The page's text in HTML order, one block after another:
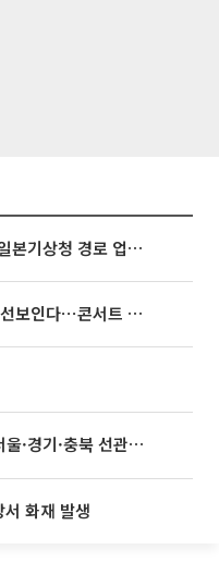
태풍 '돌핀' 오키나와 접근…일본기상청 경로 업데이트
빅뱅, 20주년 기념 '새 뱅봉' 선보인다⋯콘서트 앞두고 팝업 개최
선관위 등 추가 압수수색
화재 발생